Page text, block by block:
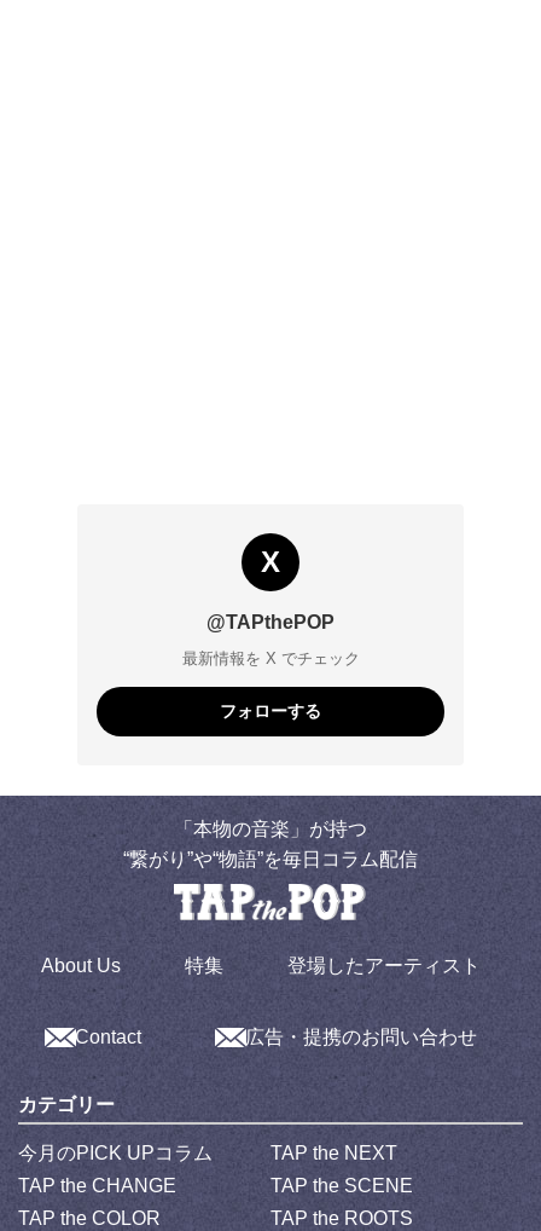
X
@TAPthePOP
最新情報を X でチェック
フォローする
「本物の音楽」が持つ
“繋がり”や“物語”を毎日コラム配信
About Us 特集 登場したアーティスト
Contact 広告・提携のお問い合わせ
カテゴリー
今月のPICK UPコラム
TAP the NEXT
TAP the CHANGE
TAP the SCENE
TAP the COLOR
TAP the ROOTS